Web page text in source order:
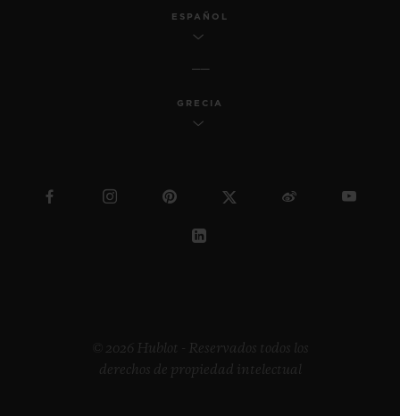
ESPAÑOL
GRECIA
© 2026 Hublot - Reservados todos los
derechos de propiedad intelectual